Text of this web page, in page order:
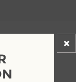
quan